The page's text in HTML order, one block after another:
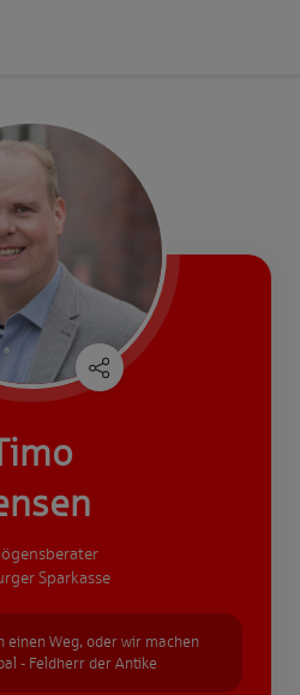
Sparkasse
einen Weg, oder wir machen
- Feldherr der Antike